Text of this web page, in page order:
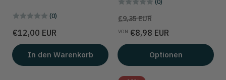
(0)
Preis
€12,00 EUR
In den Warenkorb
(0)
Preis
€9,35 EUR
VON €8,98 EUR
Optionen